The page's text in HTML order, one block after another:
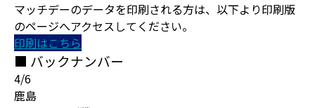
マッチデーのデータを印刷される方は、以下より印刷版
のページへアクセスしてください。
印刷はこちら
■ バックナンバー
4/6
鹿島